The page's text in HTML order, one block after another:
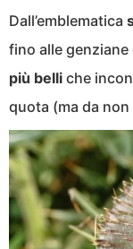
Dall’emblematica
fino alle
più belli che
quota (ma da